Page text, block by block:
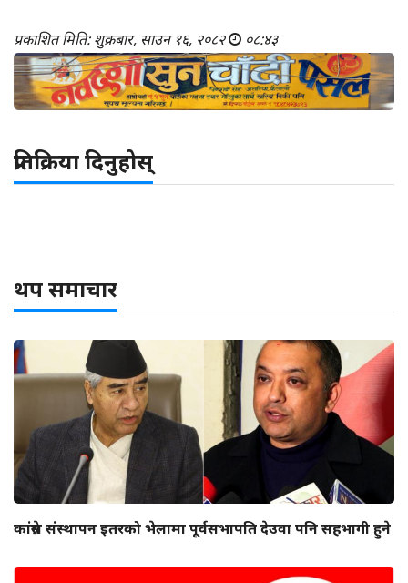
प्रकाशित मिति: शुक्रबार, साउन १६, २०८२ ०८:४३
प्रतिक्रिया दिनुहोस्
थप समाचार
कांग्रेस संस्थापन इतरको भेलामा पूर्वसभापति देउवा पनि सहभागी हुने